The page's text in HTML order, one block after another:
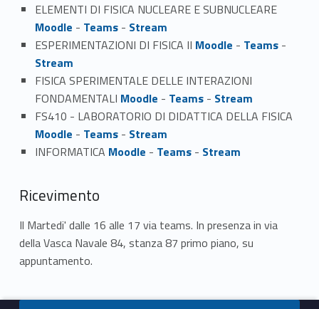
ELEMENTI DI FISICA NUCLEARE E SUBNUCLEARE
Moodle - Teams- Stream
ESPERIMENTAZIONI DI FISICA II Moodle - Teams-
Stream
FISICA SPERIMENTALE DELLE INTERAZIONI
FONDAMENTALI Moodle - Teams- Stream
FS410 - LABORATORIO DI DIDATTICA DELLA FISICA
Moodle - Teams- Stream
INFORMATICA Moodle - Teams- Stream
Ricevimento
Il Martedi' dalle 16 alle 17 via teams. In presenza in via
della Vasca Navale 84, stanza 87 primo piano, su
appuntamento.